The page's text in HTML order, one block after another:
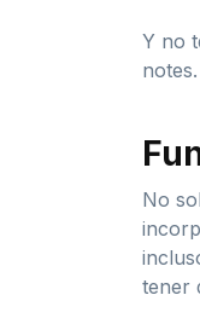
Y no
No
tener